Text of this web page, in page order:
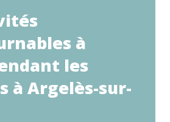
à
les
à Argelès-sur-